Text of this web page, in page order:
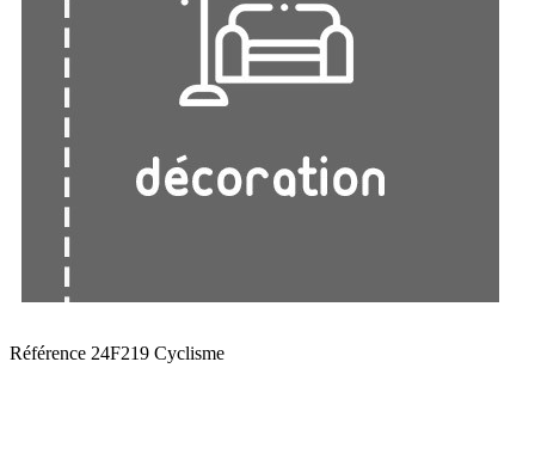
Référence 24F219 Cyclisme